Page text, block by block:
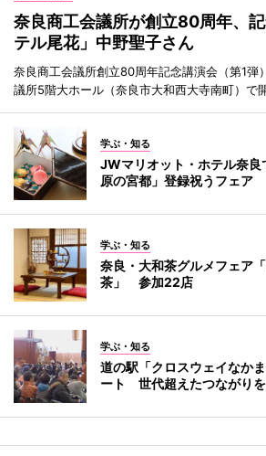
奈良商工会議所が創立80周年、
テル尾花」中野聖子さん
奈良商工会議所創立80周年記念講演会（第1弾
議所5階大ホール（奈良市大和西大寺南町）で
学ぶ・知る
JWマリオット・ホテル奈良
原の宮都」登録祝うフェア
学ぶ・知る
奈良・大和茶グルメフェア
茶」 参加22店
学ぶ・知る
道の駅「クロスウェイなか
ート 世代超えたつながりを